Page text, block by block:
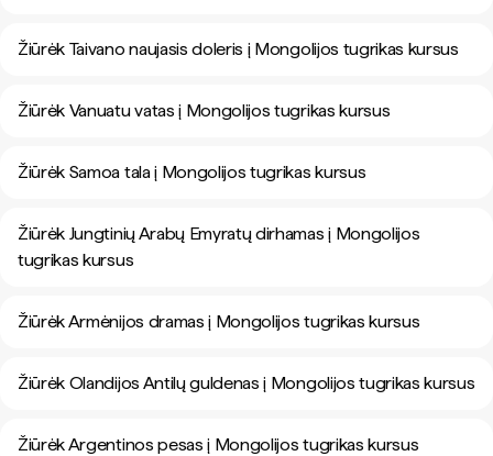
Žiūrėk Taivano naujasis doleris į Mongolijos tugrikas kursus
Žiūrėk Vanuatu vatas į Mongolijos tugrikas kursus
Žiūrėk Samoa tala į Mongolijos tugrikas kursus
Žiūrėk Jungtinių Arabų Emyratų dirhamas į Mongolijos
tugrikas kursus
Žiūrėk Armėnijos dramas į Mongolijos tugrikas kursus
Žiūrėk Olandijos Antilų guldenas į Mongolijos tugrikas kursus
Žiūrėk Argentinos pesas į Mongolijos tugrikas kursus